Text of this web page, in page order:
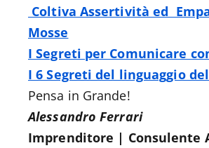
Coltiva Assertività ed
Mosse
I Segreti per Comunicare
I 6 Segreti del linguaggio
Pensa in Grande!
Alessandro Ferrari
Imprenditore | Consulente